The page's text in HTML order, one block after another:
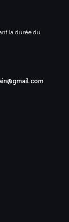
la durée du